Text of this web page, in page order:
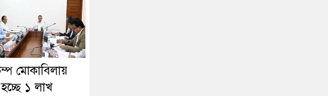
মোকাবিলায়
হচ্ছে ১ লাখ